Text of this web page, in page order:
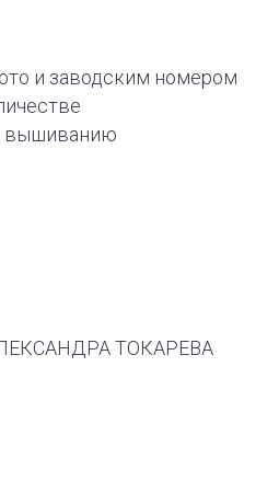
и заводским номером
вышиванию
ТОКАРЕВА